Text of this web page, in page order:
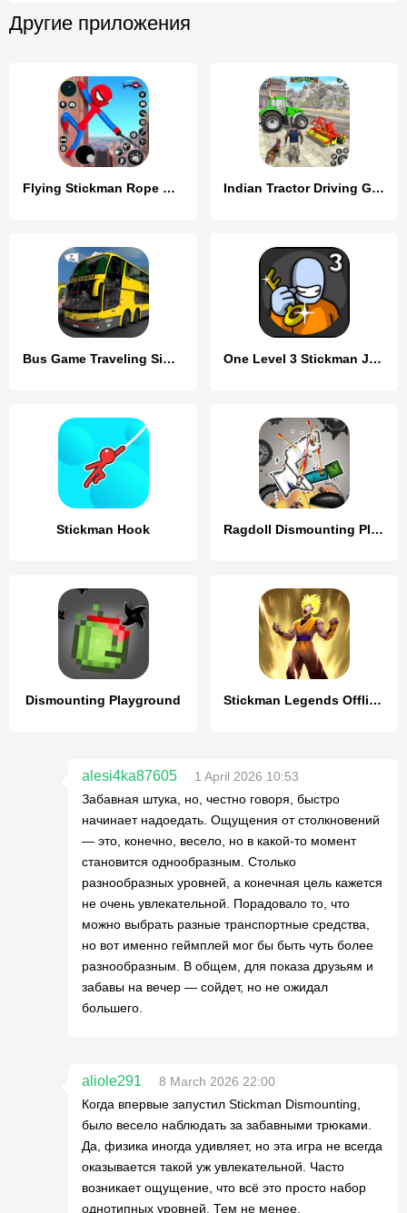
Другие приложения
Flying Stickman Rope Hero Game Indian Tractor Driving Game 3D
Bus Game Traveling Simulator One Level 3 Stickman Jailbreak
Stickman Hook Ragdoll Dismounting Playground
Dismounting Playground Stickman Legends Offline Games
alesi4ka87605
1 April 2026 10:53
Забавная штука, но, честно говоря, быстро
начинает надоедать. Ощущения от столкновений
— это, конечно, весело, но в какой-то момент
становится однообразным. Столько
разнообразных уровней, а конечная цель кажется
не очень увлекательной. Порадовало то, что
можно выбрать разные транспортные средства,
но вот именно геймплей мог бы быть чуть более
разнообразным. В общем, для показа друзьям и
забавы на вечер — сойдет, но не ожидал
большего.
aliole291
8 March 2026 22:00
Когда впервые запустил Stickman Dismounting,
было весело наблюдать за забавными трюками.
Да, физика иногда удивляет, но эта игра не всегда
оказывается такой уж увлекательной. Часто
возникает ощущение, что всё это просто набор
однотипных уровней. Тем не менее,